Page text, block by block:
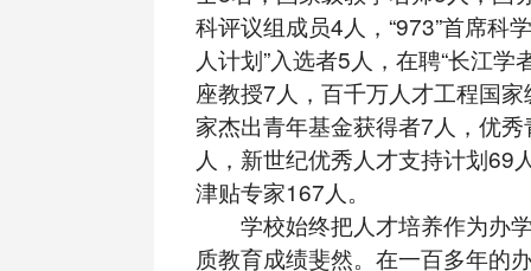
科评议组成员4人，“973”首席科
人计划”入选者5人，在聘“长江学
座教授7人，百千万人才工程国
家杰出青年基金获得者7人，优
人，新世纪优秀人才支持计划69
津贴专家167人。
学校始终把人才培养作为办
质教育成绩斐然。在一百多年的